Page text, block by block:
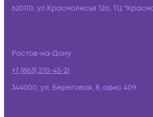
620110, ул.Краснолесья 12а, ТЦ
Ростов-на-Дону
+7 (863) 270-45-21
344000, ул. Береговая, 8, офис 409